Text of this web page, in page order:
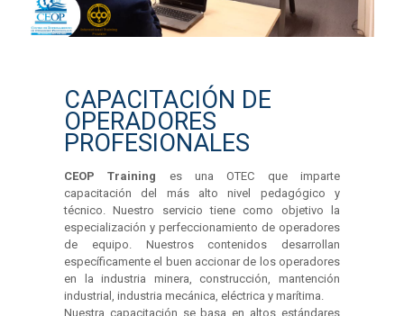
CAPACITACIÓN DE
OPERADORES
PROFESIONALES
CEOP Training es una OTEC que imparte
capacitación del más alto nivel pedagógico y
técnico. Nuestro servicio tiene como objetivo la
especialización y perfeccionamiento de operadores
de equipo. Nuestros contenidos desarrollan
específicamente el buen accionar de los operadores
en la industria minera, construcción, mantención
industrial, industria mecánica, eléctrica y marítima.
Nuestra capacitación se basa en altos estándares